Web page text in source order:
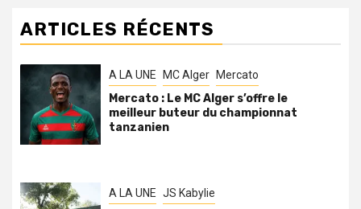
ARTICLES RÉCENTS
A LA UNE MC Alger Mercato
Mercato : Le MC Alger s’offre le
meilleur buteur du championnat
tanzanien
A LA UNE JS Kabylie